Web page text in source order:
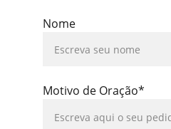
Nome
Motivo de Oração*